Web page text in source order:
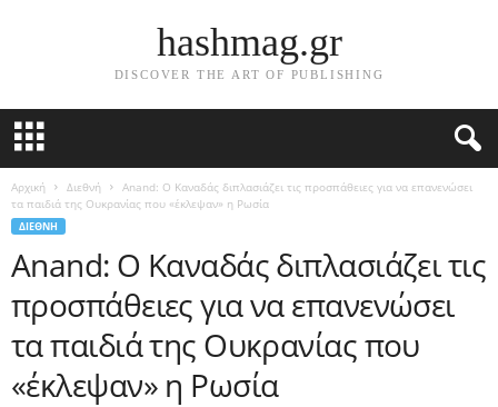
hashmag.gr
DISCOVER THE ART OF PUBLISHING
Αρχική Διεθνή
Anand: Ο Καναδάς διπλασιάζει τις προσπάθειες για να επανενώσει
τα παιδιά της Ουκρανίας που «έκλεψαν» η Ρωσία
ΔΙΕΘΝΉ
Anand: Ο Καναδάς διπλασιάζει τις
προσπάθειες για να επανενώσει
τα παιδιά της Ουκρανίας που
«έκλεψαν» η Ρωσία